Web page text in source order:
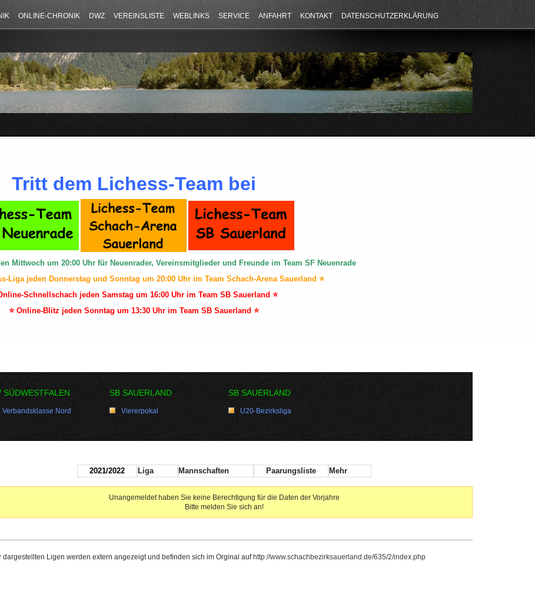
ONLINE-CHRONIK DWZ VEREINSLISTE WEBLINKS SERVICE ANFAHRT KONTAKT
DATENSCHUTZERKLÄRUNG
Tritt dem Lichess-Team bei
Mittwoch um 20:00 Uhr für Neuenrader, Vereinsmitglieder und Freunde im Team SF Neuenrade
Liga jeden Donnerstag und Sonntag um 20:00 Uhr im Team Schach-Arena Sauerland ⭐
Schnellschach jeden Samstag um 16:00 Uhr im Team SB Sauerland ⭐
⭐ Online-Blitz jeden Sonntag um 13:30 Uhr im Team SB Sauerland ⭐
SÜDWESTFALEN
Verbandsklasse Nord
SB SAUERLAND
Viererpokal
SB SAUERLAND
U20-Bezirksliga
2021/2022 Liga Mannschaften Paarungsliste Mehr
Unangemeldet haben Sie keine Berechtigung für die Daten der Vorjahre
Bitte melden Sie sich an!
dargestellten Ligen werden extern angezeigt und befinden sich im Orginal auf http://www.schachbezirksauerland.de/635/2/index.php